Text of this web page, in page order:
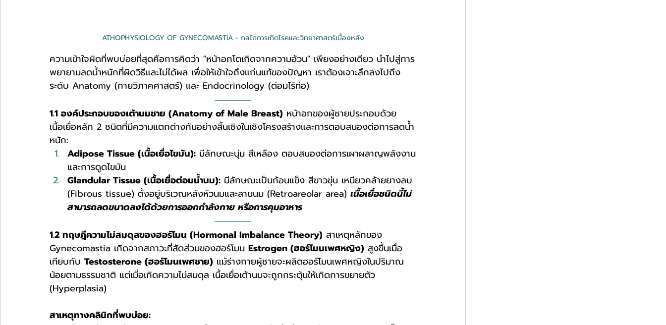
ATHOPHYSIOLOGY OF GYNECOMASTIA - กลไกการเกิดโรคและวิทยาศาสตร์เบื้องหลัง
ความเข้าใจผิดที่พบบ่อยที่สุดคือการคิดว่า "หน้าอกโตเกิดจากความอ้วน" เพียงอย่างเดียว นำไปสู่การ
พยายามลดน้ำหนักที่ผิดวิธีและไม่ได้ผล เพื่อให้เข้าใจถึงแก่นแท้ของปัญหา เราต้องเจาะลึกลงไปถึง
ระดับ Anatomy (กายวิภาคศาสตร์) และ Endocrinology (ต่อมไร้ท่อ)
1.1 องค์ประกอบของเต้านมชาย (Anatomy of Male Breast) หน้าอกของผู้ชายประกอบด้วย
เนื้อเยื่อหลัก 2 ชนิดที่มีความแตกต่างกันอย่างสิ้นเชิงในเชิงโครงสร้างและการตอบสนองต่อการลดน้ำ
หนัก:
Adipose Tissue (เนื้อเยื่อไขมัน): มีลักษณะนุ่ม สีเหลือง ตอบสนองต่อการเผาผลาญพลังงาน
และการดูดไขมัน
Glandular Tissue (เนื้อเยื่อต่อมน้ำนม): มีลักษณะเป็นก้อนแข็ง สีขาวขุ่น เหนียวคล้ายยางลบ
(Fibrous tissue) ตั้งอยู่บริเวณหลังหัวนมและลานนม (Retroareolar area) เนื้อเยื่อชนิดนี้ไม่
สามารถลดขนาดลงได้ด้วยการออกกำลังกาย หรือการคุมอาหาร
1.2 ทฤษฎีความไม่สมดุลของฮอร์โมน (Hormonal Imbalance Theory) สาเหตุหลักของ
Gynecomastia เกิดจากสภาวะที่สัดส่วนของฮอร์โมน Estrogen (ฮอร์โมนเพศหญิง) สูงขึ้นเมื่อ
เทียบกับ Testosterone (ฮอร์โมนเพศชาย) แม้ร่างกายผู้ชายจะผลิตฮอร์โมนเพศหญิงในปริมาณ
น้อยตามธรรมชาติ แต่เมื่อเกิดความไม่สมดุล เนื้อเยื่อเต้านมจะถูกกระตุ้นให้เกิดการขยายตัว
(Hyperplasia)
สาเหตุทางคลินิกที่พบบ่อย: